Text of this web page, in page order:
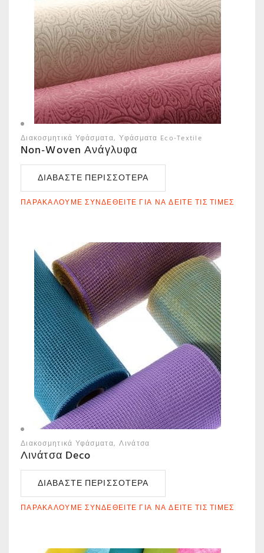
Διακοσμητικά Υφάσματα Υφάσματα Eco-Textile
Non-Woven Ανάγλυφα
ΔΙΑΒΆΣΤΕ ΠΕΡΙΣΣΌΤΕΡΑ
ΠΑΡΑΚΑΛΟΎΜΕ ΣΥΝΔΕΘΕΊΤΕ ΓΙΑ ΝΑ ΔΕΊΤΕ ΤΙΣ ΤΙΜΈΣ
Διακοσμητικά Υφάσματα Λινάτσα
Λινάτσα Deco
ΔΙΑΒΆΣΤΕ ΠΕΡΙΣΣΌΤΕΡΑ
ΠΑΡΑΚΑΛΟΎΜΕ ΣΥΝΔΕΘΕΊΤΕ ΓΙΑ ΝΑ ΔΕΊΤΕ ΤΙΣ ΤΙΜΈΣ